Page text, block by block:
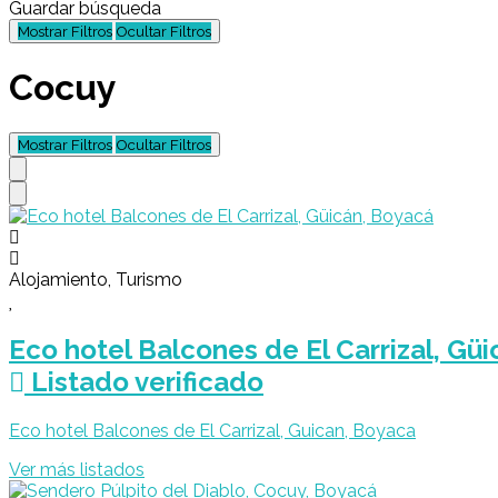
Guardar búsqueda
Mostrar Filtros Ocultar Filtros
Cocuy
Mostrar Filtros Ocultar Filtros
Alojamiento, Turismo
Eco hotel Balcones de El Carrizal,
Listado verificado
Eco hotel Balcones de El Carrizal, Guican, Boyaca
Ver más listados